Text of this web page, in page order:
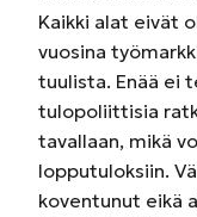
Kaikki alat eivät
vuosina
tuulista. Enää ei
tulopoliittisia
tavallaan, mikä
lopputuloksiin.
koventunut eikä